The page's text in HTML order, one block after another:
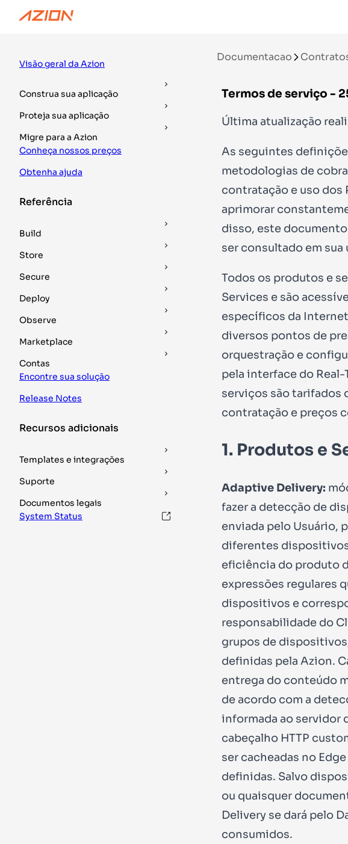
Visão geral da Azion
Construa sua aplicação
Proteja sua aplicação
Migre para a Azion
Conheça nossos preços
Obtenha ajuda
Referência
Build
Store
Secure
Deploy
Observe
Marketplace
Contas
Encontre sua solução
Release Notes
Recursos adicionais
Templates e integrações
Suporte
Documentos legais
System Status
Documentacao
Termos de serviço -
Última atualização
As seguintes
metodologias de
contratação e uso dos
aprimorar
disso, este
ser consultado em sua
Todos os produtos e
Services e são
específicos da
diversos pontos de
orquestração e
pela interface do Real-
serviços são tarifados
contratação e preços
1. Produtos e
Adaptive Delivery:
fazer a detecção de
enviada pelo Usuário,
diferentes dispositivos
eficiência do produto
expressões regulares
dispositivos e
responsabilidade do
grupos de
definidas pela Azion.
entrega do conteúdo
de acordo com a
informada ao servidor
cabeçalho HTTP
ser cacheadas no
definidas. Salvo
ou quaisquer
Delivery se dará pelo
consumidos.